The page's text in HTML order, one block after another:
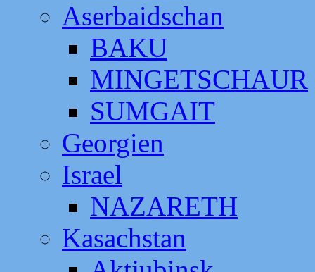
Aserbaidschan
BAKU
MINGETSCHAUR
SUMGAIT
Georgien
Israel
NAZARETH
Kasachstan